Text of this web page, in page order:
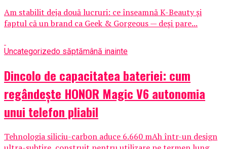
Am stabilit deja două lucruri: ce înseamnă K-Beauty și
faptul că un brand ca Geek & Gorgeous — deși pare...
Uncategorizedo săptămână inainte
Dincolo de capacitatea bateriei: cum
regândește HONOR Magic V6 autonomia
unui telefon pliabil
Tehnologia siliciu-carbon aduce 6.660 mAh într-un design